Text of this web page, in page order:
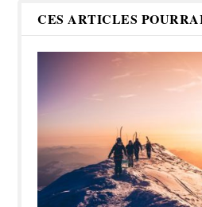
CES ARTICLES